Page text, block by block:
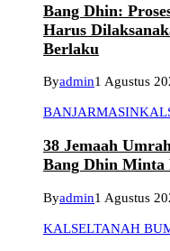
Bang Dhin:
Harus
Berlaku
Byadmin1 Agustus
BANJARMASIN
38 Jemaah
Bang Dhin Minta
Byadmin1 Agustus
KALSELTANAH